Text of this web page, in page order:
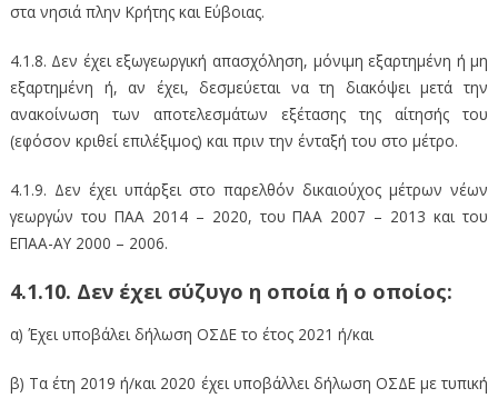
στα νησιά πλην Κρήτης και Εύβοιας.
4.1.8. Δεν έχει εξωγεωργική απασχόληση, μόνιμη εξαρτημένη ή μη
εξαρτημένη ή, αν έχει, δεσμεύεται να τη διακόψει μετά την
ανακοίνωση των αποτελεσμάτων εξέτασης της αίτησής του
(εφόσον κριθεί επιλέξιμος) και πριν την ένταξή του στο μέτρο.
4.1.9. Δεν έχει υπάρξει στο παρελθόν δικαιούχος μέτρων νέων
γεωργών του ΠΑΑ 2014 – 2020, του ΠΑΑ 2007 – 2013 και του
ΕΠΑΑ-ΑΥ 2000 – 2006.
4.1.10. Δεν έχει σύζυγο η οποία ή ο οποίος:
α) Έχει υποβάλει δήλωση ΟΣΔΕ το έτος 2021 ή/και
β) Τα έτη 2019 ή/και 2020 έχει υποβάλλει δήλωση ΟΣΔΕ με τυπική